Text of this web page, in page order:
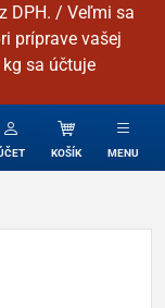
DPH. / Veľmi sa
príprave vašej
sa účtuje
KOŠÍK MENU